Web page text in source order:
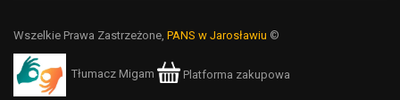
Wszelkie Prawa Zastrzeżone, PANS w Jarosławiu ©
Tłumacz Migam Platforma zakupowa